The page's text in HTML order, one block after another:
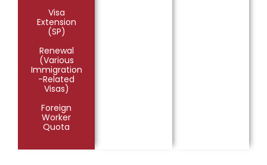
Visa
Extension
(SP)
Renewal
(Various
Immigration
-Related
Visas)
Foreign
Worker
Quota